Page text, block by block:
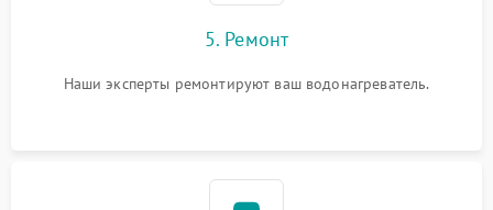
5. Ремонт
Наши эксперты ремонтируют ваш водонагреватель.